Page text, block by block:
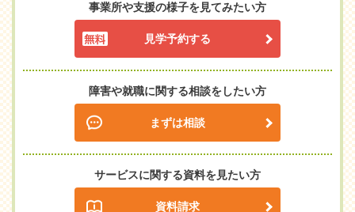
事業所や支援の様子を見てみたい方
見学予約する
障害や就職に関する相談をしたい方
まずは相談
サービスに関する資料を見たい方
資料請求